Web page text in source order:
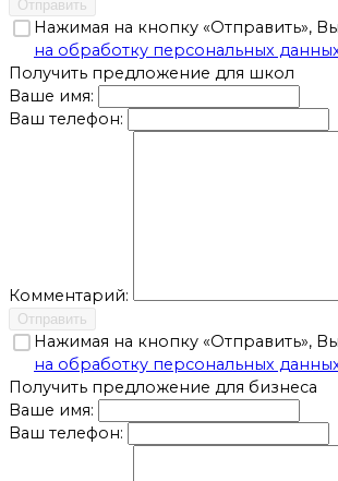
Отправить
Нажимая на кнопку «Отправить»,
на обработку персональных
Получить предложение для школ
Ваше имя:
Ваш телефон:
Комментарий:
Отправить
Нажимая на кнопку «Отправить»,
на обработку персональных
Получить предложение для бизнеса
Ваше имя:
Ваш телефон: